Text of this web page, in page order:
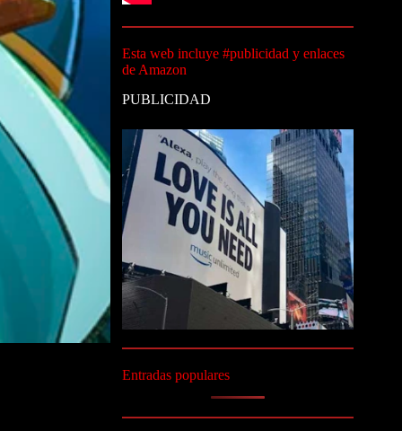
Esta web incluye #publicidad y enlaces
de Amazon
PUBLICIDAD
Entradas populares